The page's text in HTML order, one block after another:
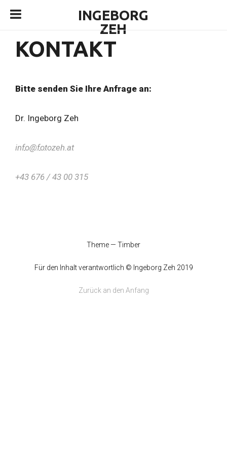
INGEBORG
ZEH
KONTAKT
Bitte senden Sie Ihre Anfrage an:
Dr. Ingeborg Zeh
info@fotozeh.at
+43 676 / 43 00 315
Theme — Timber
Für den Inhalt verantwortlich © Ingeborg Zeh 2019
Zurück an den Anfang